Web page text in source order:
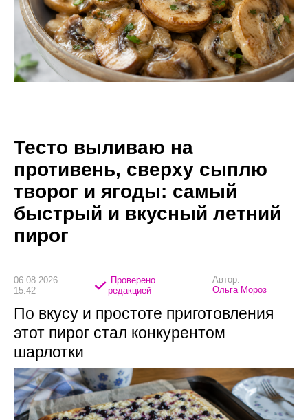
Тесто выливаю на
противень, сверху сыплю
творог и ягоды: самый
быстрый и вкусный летний
пирог
06.08.2026
15:42
Проверено
редакцией
Автор:
Ольга Мороз
По вкусу и простоте приготовления
этот пирог стал конкурентом
шарлотки